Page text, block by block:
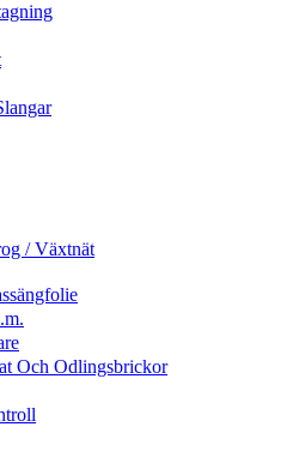
/ Växtnät
Och Odlingsbrickor